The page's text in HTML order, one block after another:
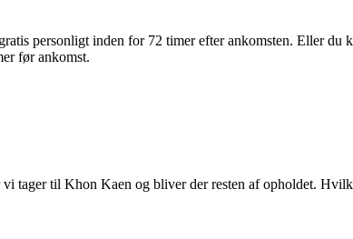
personligt inden for 72 timer efter ankomsten. Eller du
før ankomst.
tager til Khon Kaen og bliver der resten af opholdet.